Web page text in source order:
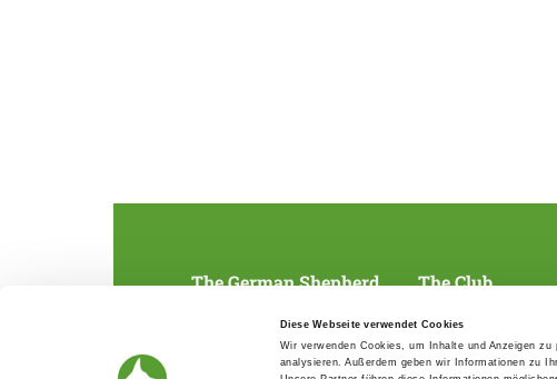
Diese Webseite verwendet Cookies
Wir verwenden Cookies, um Inhalte und Anzeigen
analysieren. Außerdem geben wir Informationen zu
The German Shepherd
Breeding and upbringing
Helper and saviour
The Club
SV magazine
Local groups
Youth